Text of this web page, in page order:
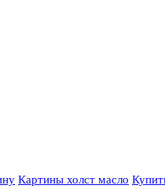
Картины холст масло